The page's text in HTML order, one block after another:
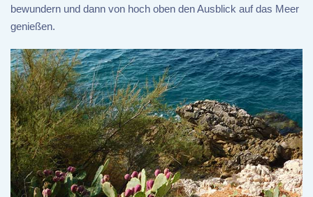
bewundern und dann von hoch oben den Ausblick auf das Meer
genießen.